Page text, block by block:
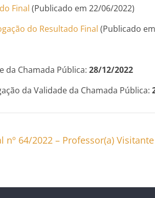
Final (Publicado em 22/06/2022)
do Resultado Final (Publicado
da Chamada Pública: 28/12/2022
da Validade da Chamada Pública:
nº 64/2022 – Professor(a)